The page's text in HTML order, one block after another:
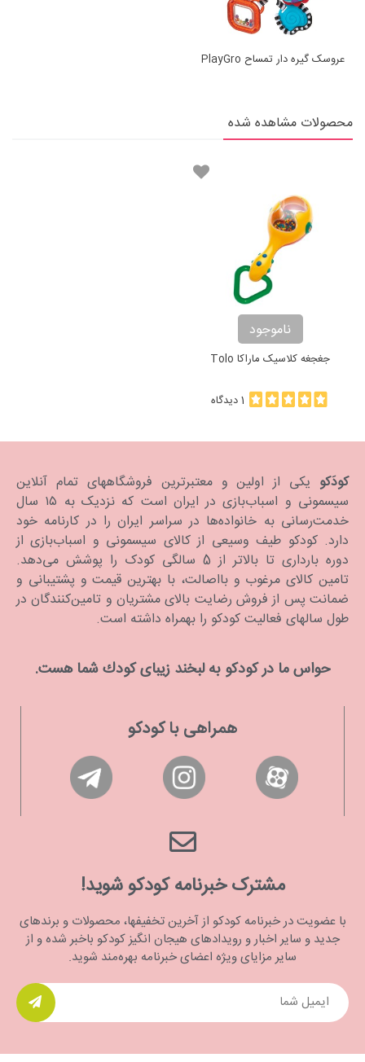
عروسک گیره دار تمساح PlayGro
محصولات مشاهده شده
ناموجود
جغجغه کلاسیک ماراکا Tolo
1 دیدگاه
کودَکو یکی از اولین و معتبرترین فروشگاههای تمام آنلاین
سیسمونی و اسباب‌بازی در ایران است که نزدیک به ۱۵ سال
خدمت‌رسانی به خانواده‌ها در سراسر ایران را در کارنامه خود
دارد. كودكو طیف وسیعی از کالای سیسمونی و اسباب‌بازی از
دوره بارداری تا بالاتر از 5 سالگی کودک را پوشش می‌دهد.
تامین کالای مرغوب و بااصالت، با بهترین قیمت و پشتیبانی و
ضمانت پس از فروش رضایت بالای مشتریان و تامین‌کنندگان در
طول سالهای فعالیت کودکو را بهمراه داشته است.
حواس ما در كودكو به لبخند زیبای كودك شما هست.
همراهی با کودکو
مشترک خبرنامه کودکو شوید!
با عضویت در خبرنامه کودکو از آخرین تخفیفها، محصولات و برندهای
جدید و سایر اخبار و رویدادهای هیجان انگیز کودکو باخبر شده و از
سایر مزایای ویژه اعضای خبرنامه بهره‌مند شوید.